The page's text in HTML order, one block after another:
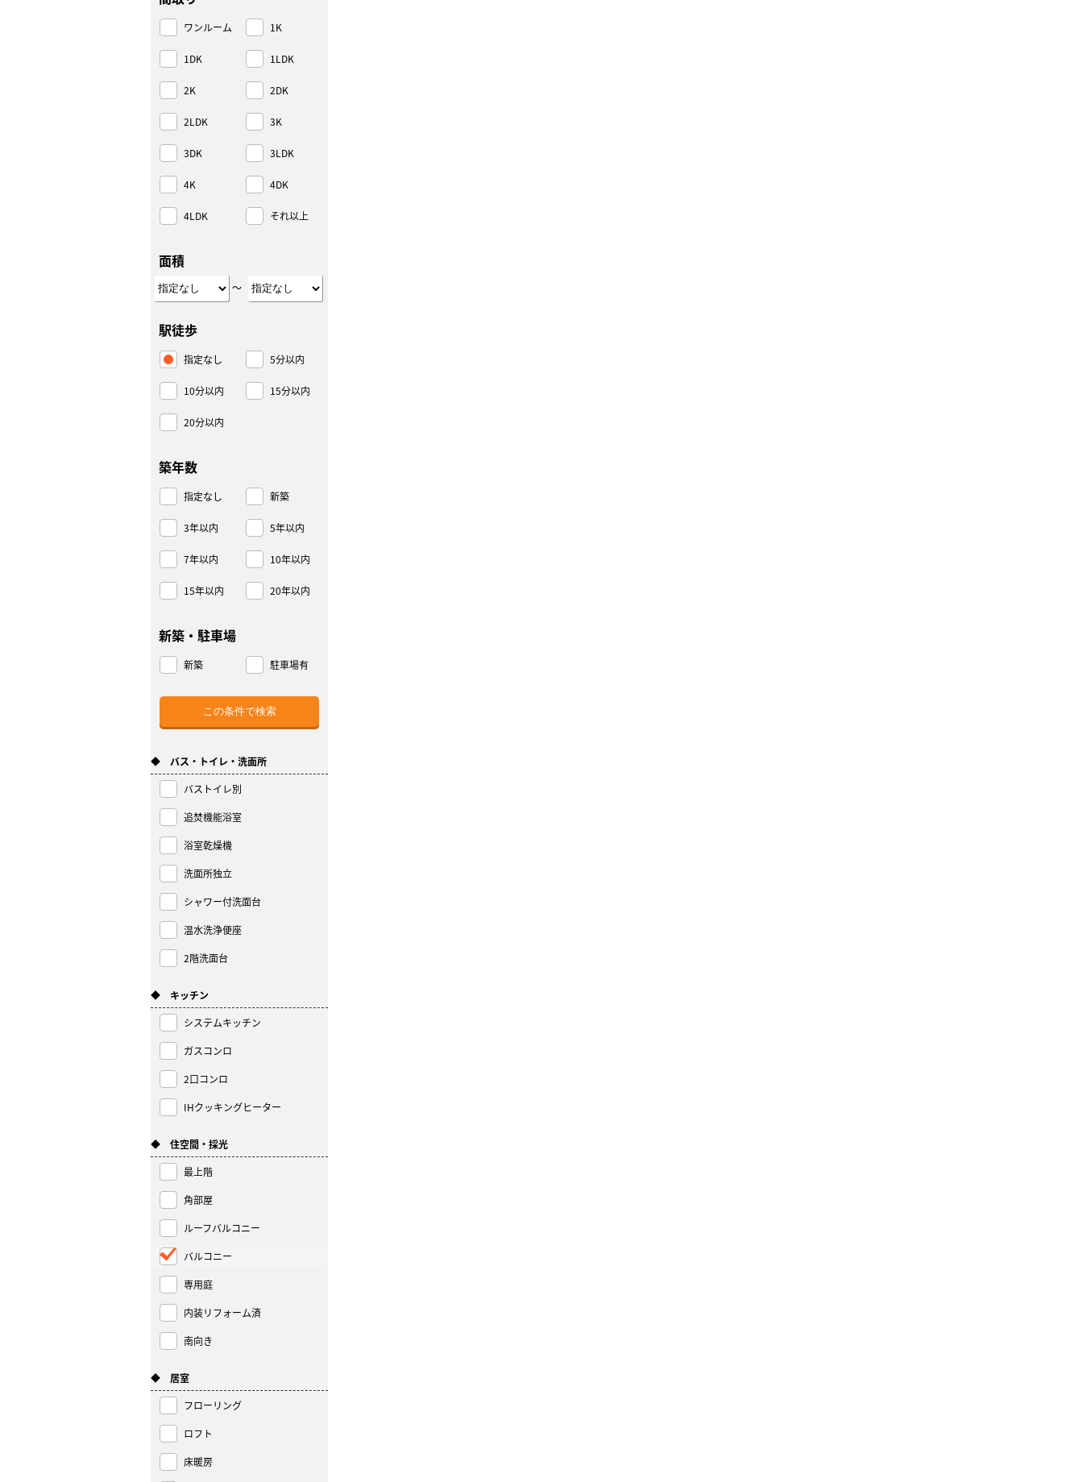
ワンルーム 1K
1DK 1LDK
2K 2DK
2LDK 3K
3DK 3LDK
4K 4DK
4LDK それ以上
面積
～
駅徒歩
指定なし 5分以内
10分以内 15分以内
20分以内
築年数
指定なし 新築
3年以内 5年以内
7年以内 10年以内
15年以内 20年以内
新築・駐車場
新築 駐車場有
◆ バス・トイレ・洗面所
バストイレ別
追焚機能浴室
浴室乾燥機
洗面所独立
シャワー付洗面台
温水洗浄便座
2階洗面台
◆ キッチン
システムキッチン
ガスコンロ
2口コンロ
IHクッキングヒーター
◆ 住空間・採光
最上階
角部屋
ルーフバルコニー
バルコニー
専用庭
内装リフォーム済
南向き
◆ 居室
フローリング
ロフト
床暖房